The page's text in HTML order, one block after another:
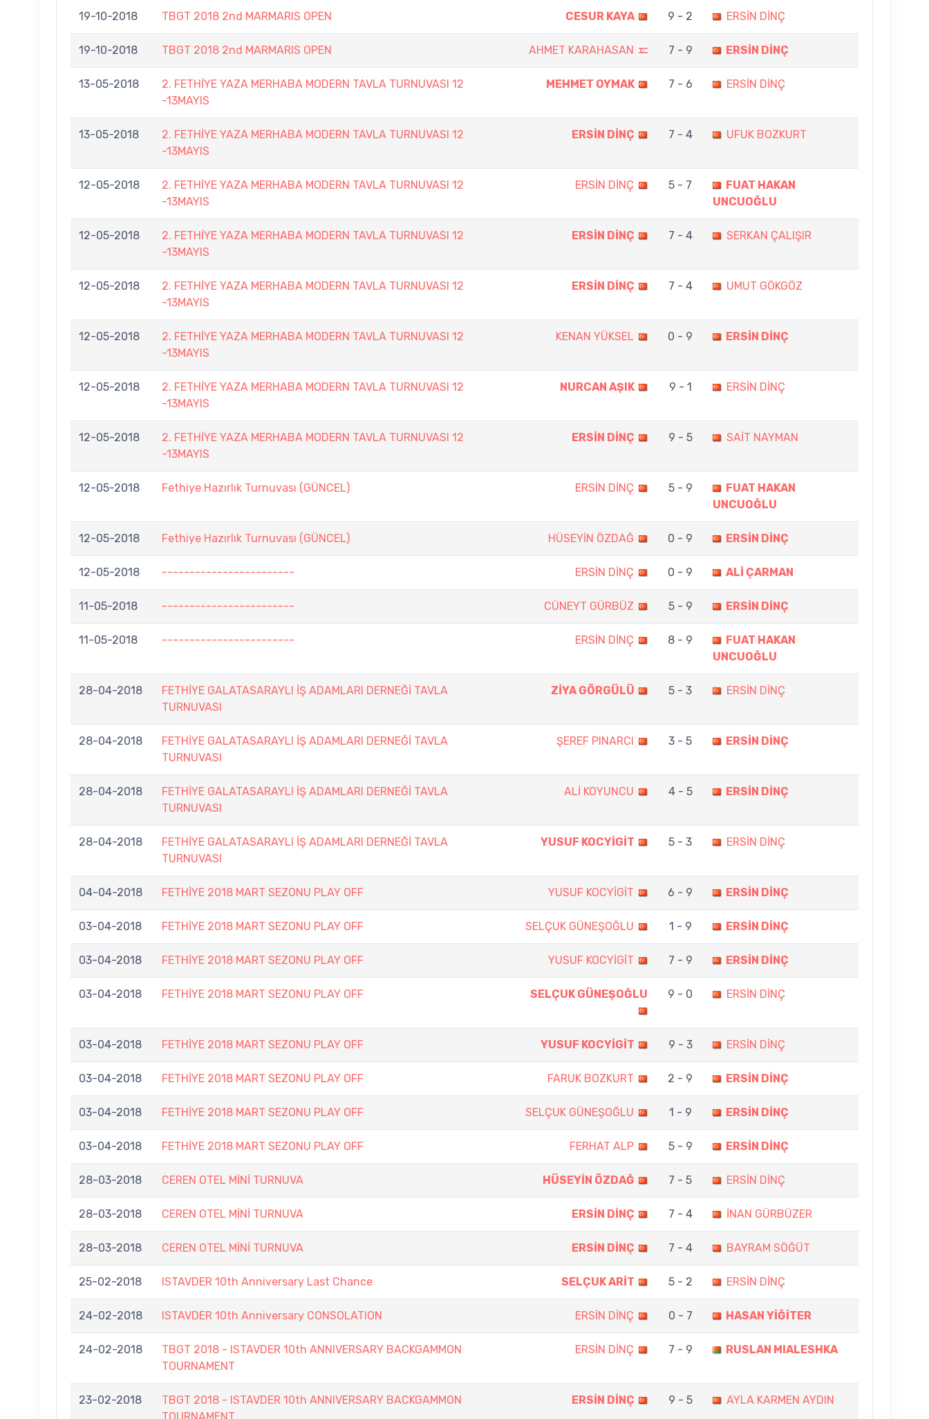
19-10-2018 TBGT 2018 2nd MARMARIS OPEN CESUR KAYA 9 - 2 ERSİN DİNÇ
19-10-2018 TBGT 2018 2nd MARMARIS OPEN AHMET KARAHASAN 7 - 9 ERSİN DİNÇ
13-05-2018
2. FETHİYE YAZA MERHABA MODERN TAVLA TURNUVASI 12
-13MAYIS
MEHMET OYMAK 7 - 6 ERSİN DİNÇ
13-05-2018
2. FETHİYE YAZA MERHABA MODERN TAVLA TURNUVASI 12
-13MAYIS
ERSİN DİNÇ 7 - 4 UFUK BOZKURT
12-05-2018
2. FETHİYE YAZA MERHABA MODERN TAVLA TURNUVASI 12
-13MAYIS
ERSİN DİNÇ 5 - 7
FUAT HAKAN
UNCUOĞLU
12-05-2018
2. FETHİYE YAZA MERHABA MODERN TAVLA TURNUVASI 12
-13MAYIS
ERSİN DİNÇ 7 - 4 SERKAN ÇALIŞIR
12-05-2018
2. FETHİYE YAZA MERHABA MODERN TAVLA TURNUVASI 12
-13MAYIS
ERSİN DİNÇ 7 - 4 UMUT GÖKGÖZ
12-05-2018
2. FETHİYE YAZA MERHABA MODERN TAVLA TURNUVASI 12
-13MAYIS
KENAN YÜKSEL 0 - 9 ERSİN DİNÇ
12-05-2018
2. FETHİYE YAZA MERHABA MODERN TAVLA TURNUVASI 12
-13MAYIS
NURCAN AŞIK 9 - 1 ERSİN DİNÇ
12-05-2018
2. FETHİYE YAZA MERHABA MODERN TAVLA TURNUVASI 12
-13MAYIS
ERSİN DİNÇ 9 - 5 SAİT NAYMAN
12-05-2018 Fethiye Hazırlık Turnuvası (GÜNCEL) ERSİN DİNÇ 5 - 9
FUAT HAKAN
UNCUOĞLU
12-05-2018 Fethiye Hazırlık Turnuvası (GÜNCEL) HÜSEYİN ÖZDAĞ 0 - 9 ERSİN DİNÇ
12-05-2018 ------------------------ ERSİN DİNÇ 0 - 9 ALİ ÇARMAN
11-05-2018 ------------------------ CÜNEYT GÜRBÜZ 5 - 9 ERSİN DİNÇ
11-05-2018 ------------------------ ERSİN DİNÇ 8 - 9
FUAT HAKAN
UNCUOĞLU
28-04-2018
FETHİYE GALATASARAYLI İŞ ADAMLARI DERNEĞİ TAVLA
TURNUVASI
ZİYA GÖRGÜLÜ 5 - 3 ERSİN DİNÇ
28-04-2018
FETHİYE GALATASARAYLI İŞ ADAMLARI DERNEĞİ TAVLA
TURNUVASI
ŞEREF PINARCI 3 - 5 ERSİN DİNÇ
28-04-2018
FETHİYE GALATASARAYLI İŞ ADAMLARI DERNEĞİ TAVLA
TURNUVASI
ALİ KOYUNCU 4 - 5 ERSİN DİNÇ
28-04-2018
FETHİYE GALATASARAYLI İŞ ADAMLARI DERNEĞİ TAVLA
TURNUVASI
YUSUF KOCYİGİT 5 - 3 ERSİN DİNÇ
04-04-2018 FETHİYE 2018 MART SEZONU PLAY OFF YUSUF KOCYİGİT 6 - 9 ERSİN DİNÇ
03-04-2018 FETHİYE 2018 MART SEZONU PLAY OFF SELÇUK GÜNEŞOĞLU 1 - 9 ERSİN DİNÇ
03-04-2018 FETHİYE 2018 MART SEZONU PLAY OFF YUSUF KOCYİGİT 7 - 9 ERSİN DİNÇ
03-04-2018 FETHİYE 2018 MART SEZONU PLAY OFF SELÇUK GÜNEŞOĞLU 9 - 0 ERSİN DİNÇ
03-04-2018 FETHİYE 2018 MART SEZONU PLAY OFF YUSUF KOCYİGİT 9 - 3 ERSİN DİNÇ
03-04-2018 FETHİYE 2018 MART SEZONU PLAY OFF FARUK BOZKURT 2 - 9 ERSİN DİNÇ
03-04-2018 FETHİYE 2018 MART SEZONU PLAY OFF SELÇUK GÜNEŞOĞLU 1 - 9 ERSİN DİNÇ
03-04-2018 FETHİYE 2018 MART SEZONU PLAY OFF FERHAT ALP 5 - 9 ERSİN DİNÇ
28-03-2018 CEREN OTEL MİNİ TURNUVA HÜSEYİN ÖZDAĞ 7 - 5 ERSİN DİNÇ
28-03-2018 CEREN OTEL MİNİ TURNUVA ERSİN DİNÇ 7 - 4 İNAN GÜRBÜZER
28-03-2018 CEREN OTEL MİNİ TURNUVA ERSİN DİNÇ 7 - 4 BAYRAM SÖĞÜT
25-02-2018 ISTAVDER 10th Anniversary Last Chance SELÇUK ARİT 5 - 2 ERSİN DİNÇ
24-02-2018 ISTAVDER 10th Anniversary CONSOLATION ERSİN DİNÇ 0 - 7 HASAN YİĞİTER
24-02-2018
TBGT 2018 - ISTAVDER 10th ANNIVERSARY BACKGAMMON
TOURNAMENT
ERSİN DİNÇ 7 - 9 RUSLAN MIALESHKA
23-02-2018
TBGT 2018 - ISTAVDER 10th ANNIVERSARY BACKGAMMON
ERSİN DİNÇ 9 - 5 AYLA KARMEN AYDIN